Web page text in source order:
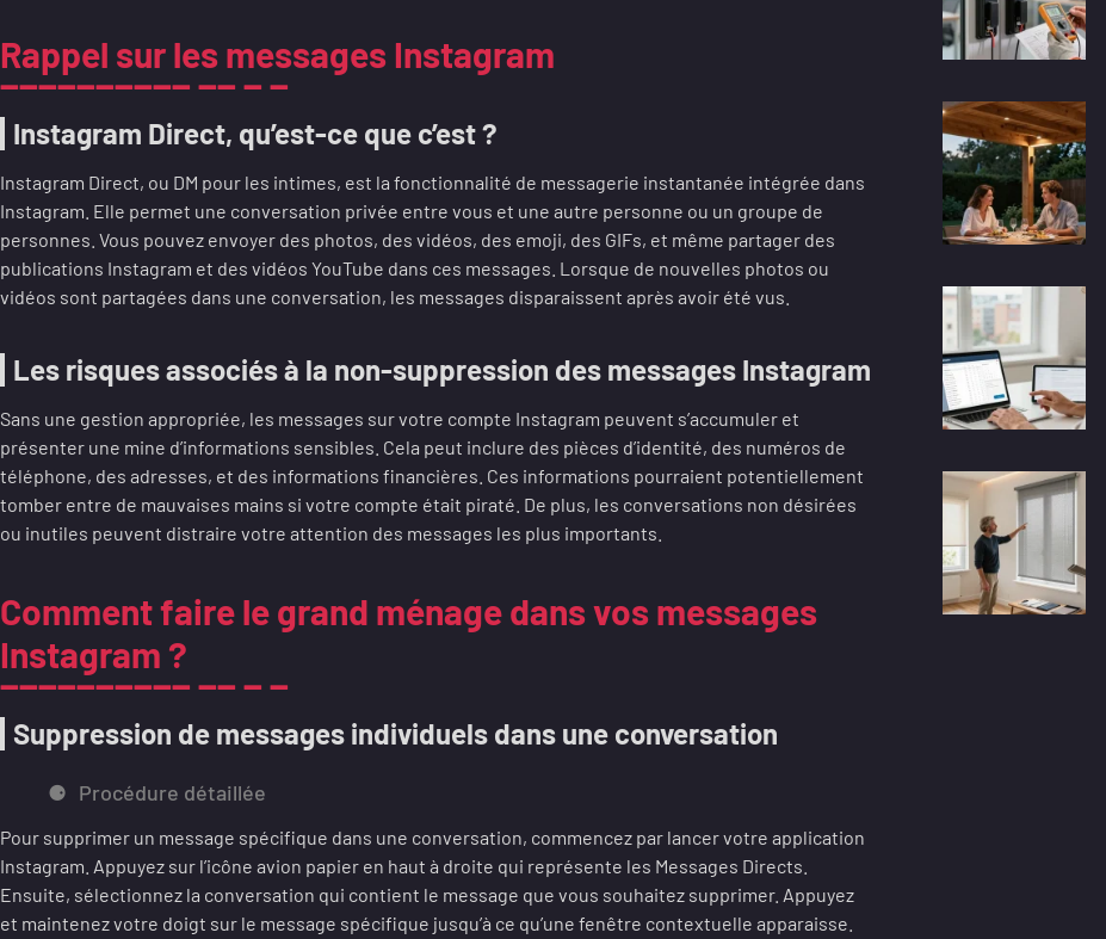
Rappel sur les messages Instagram
Instagram Direct, qu’est-ce que c’est ?
Instagram Direct, ou DM pour les intimes, est la fonctionnalité de messagerie instantanée intégrée dans
Instagram. Elle permet une conversation privée entre vous et une autre personne ou un groupe de
personnes. Vous pouvez envoyer des photos, des vidéos, des emoji, des GIFs, et même partager des
publications Instagram et des vidéos YouTube dans ces messages. Lorsque de nouvelles photos ou
vidéos sont partagées dans une conversation, les messages disparaissent après avoir été vus.
Les risques associés à la non-suppression des messages Instagram
Sans une gestion appropriée, les messages sur votre compte Instagram peuvent s’accumuler et
présenter une mine d’informations sensibles. Cela peut inclure des pièces d’identité, des numéros de
téléphone, des adresses, et des informations financières. Ces informations pourraient potentiellement
tomber entre de mauvaises mains si votre compte était piraté. De plus, les conversations non désirées
ou inutiles peuvent distraire votre attention des messages les plus importants.
Comment faire le grand ménage dans vos messages
Instagram ?
Suppression de messages individuels dans une conversation
Procédure détaillée
Pour supprimer un message spécifique dans une conversation, commencez par lancer votre application
Instagram. Appuyez sur l’icône avion papier en haut à droite qui représente les Messages Directs.
Ensuite, sélectionnez la conversation qui contient le message que vous souhaitez supprimer. Appuyez
et maintenez votre doigt sur le message spécifique jusqu’à ce qu’une fenêtre contextuelle apparaisse.